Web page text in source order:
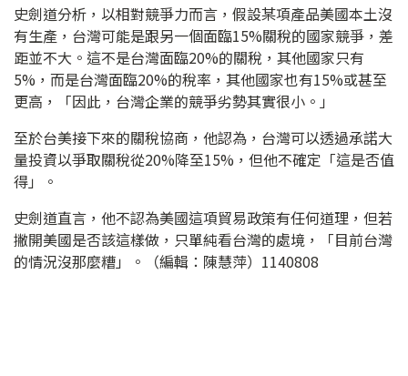
史劍道分析，以相對競爭力而言，假設某項產品美國本土沒
有生產，台灣可能是跟另一個面臨15%關稅的國家競爭，差
距並不大。這不是台灣面臨20%的關稅，其他國家只有
5%，而是台灣面臨20%的稅率，其他國家也有15%或甚至
更高，「因此，台灣企業的競爭劣勢其實很小。」
至於台美接下來的關稅協商，他認為，台灣可以透過承諾大
量投資以爭取關稅從20%降至15%，但他不確定「這是否值
得」。
史劍道直言，他不認為美國這項貿易政策有任何道理，但若
撇開美國是否該這樣做，只單純看台灣的處境，「目前台灣
的情況沒那麼糟」。（編輯：陳慧萍）1140808